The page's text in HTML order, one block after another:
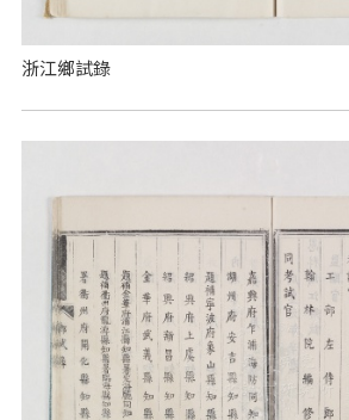
浙江鄉試錄